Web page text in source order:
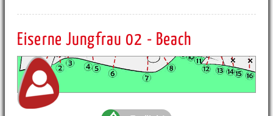
Eiserne Jungfrau 02 - Beach